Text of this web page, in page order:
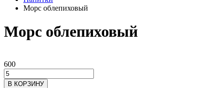
Морс облепиховый
Морс облепиховый
600
В КОРЗИНУ